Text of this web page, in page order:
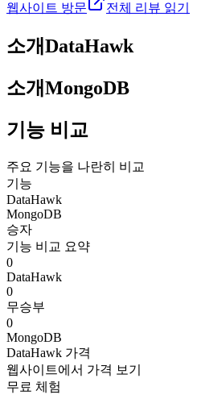
웹사이트 방문
전체 리뷰 읽기
소개DataHawk
소개MongoDB
기능 비교
주요 기능을 나란히 비교
기능
DataHawk
MongoDB
승자
기능 비교 요약
0
DataHawk
0
무승부
0
MongoDB
DataHawk 가격
웹사이트에서 가격 보기
무료 체험